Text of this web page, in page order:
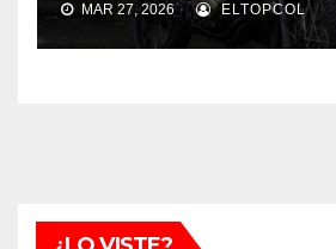
MAR 27, 2026 ELTOPCOL